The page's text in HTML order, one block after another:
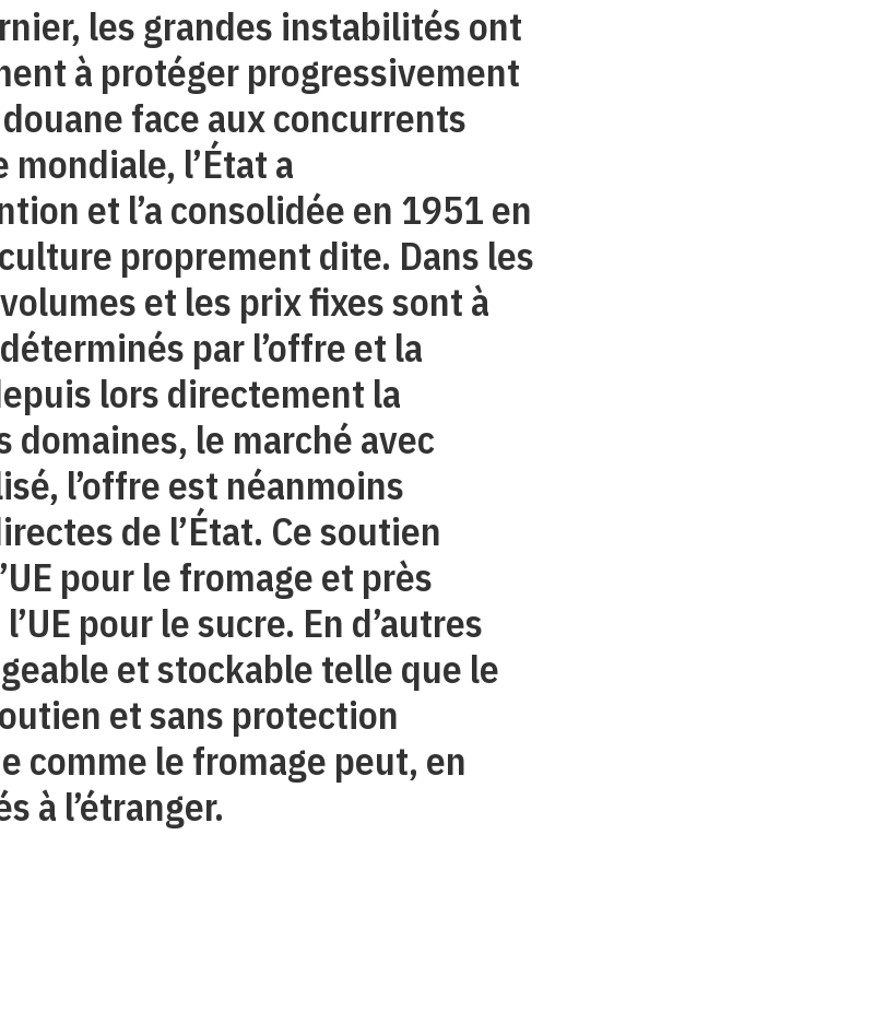
les grandes instabilités ont
à protéger progressivement
face aux concurrents
l’État a
et l’a consolidée en 1951 en
proprement dite. Dans les
et les prix fixes sont à
par l’offre et la
lors directement la
domaines, le marché avec
l’offre est néanmoins
de l’État. Ce soutien
pour le fromage et près
pour le sucre. En d’autres
et stockable telle que le
et sans protection
comme le fromage peut, en
à l’étranger.